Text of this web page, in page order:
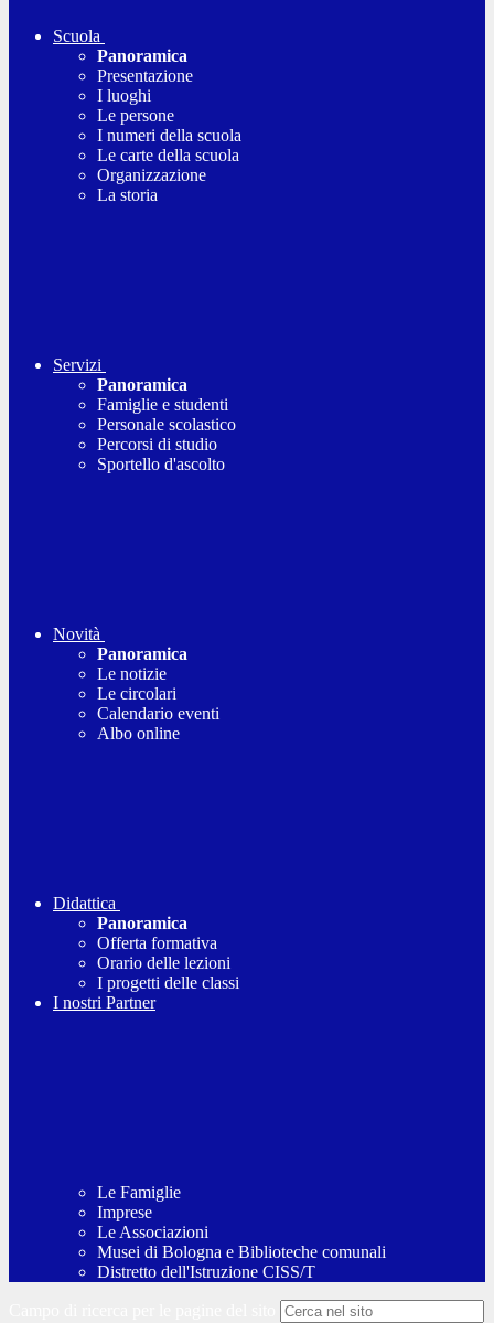
Scuola
Panoramica
Presentazione
I luoghi
Le persone
I numeri della scuola
Le carte della scuola
Organizzazione
La storia
Servizi
Panoramica
Famiglie e studenti
Personale scolastico
Percorsi di studio
Sportello d'ascolto
Novità
Panoramica
Le notizie
Le circolari
Calendario eventi
Albo online
Didattica
Panoramica
Offerta formativa
Orario delle lezioni
I progetti delle classi
I nostri Partner
Le Famiglie
Imprese
Le Associazioni
Musei di Bologna e Biblioteche comunali
Distretto dell'Istruzione CISS/T